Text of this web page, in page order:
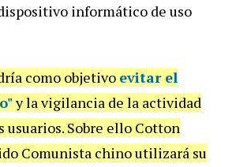
informático de uso
como objetivo evitar el
y la vigilancia de la actividad
usuarios. Sobre ello Cotton
Comunista chino utilizará su